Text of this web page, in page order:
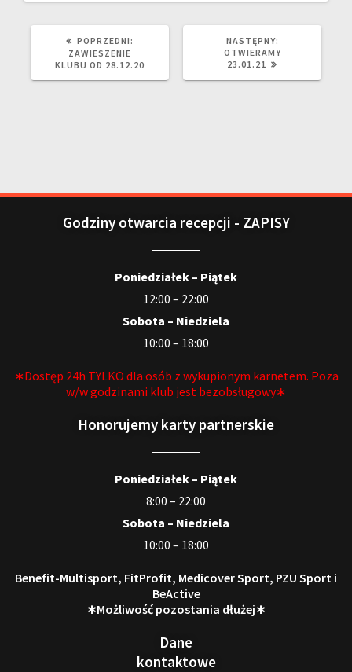
POPRZEDNI:
ZAWIESZENIE
KLUBU OD 28.12.20
NASTĘPNY:
OTWIERAMY
23.01.21
Godziny otwarcia recepcji - ZAPISY
Poniedziałek – Piątek
12:00 – 22:00
Sobota – Niedziela
10:00 – 18:00
∗Dostęp 24h TYLKO dla osób z wykupionym karnetem. Poza
w/w godzinami klub jest bezobsługowy∗
Honorujemy karty partnerskie
Poniedziałek – Piątek
8:00 – 22:00
Sobota – Niedziela
10:00 – 18:00
Benefit-Multisport, FitProfit, Medicover Sport, PZU Sport i
BeActive
∗Możliwość pozostania dłużej∗
Dane
kontaktowe